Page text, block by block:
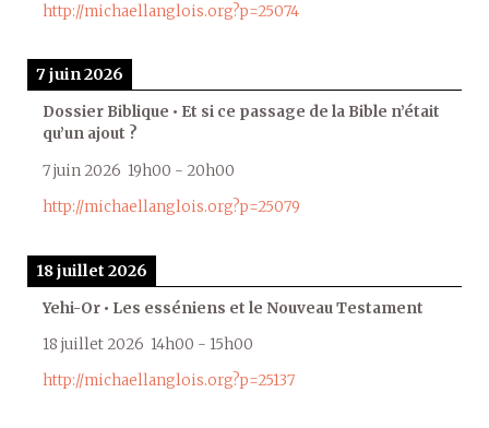
http://michaellanglois.org?p=25074
7 juin 2026
Dossier Biblique • Et si ce passage de la Bible n’était
qu’un ajout ?
7 juin 2026 19h00 - 20h00
http://michaellanglois.org?p=25079
18 juillet 2026
Yehi-Or • Les esséniens et le Nouveau Testament
18 juillet 2026 14h00 - 15h00
http://michaellanglois.org?p=25137